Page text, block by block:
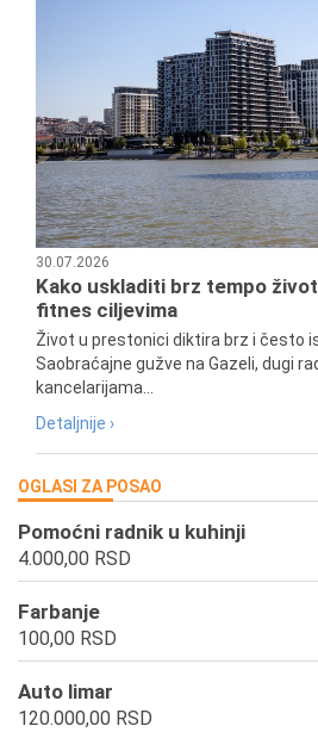
30.07.2026
Kako uskladiti brz tempo
fitnes ciljevima
Život u prestonici diktira brz i često
Saobraćajne gužve na Gazeli, dugi
kancelarijama...
Detaljnije ›
OGLASI ZA POSAO
Pomoćni radnik u kuhinji
4.000,00 RSD
Farbanje
100,00 RSD
Auto limar
120.000,00 RSD